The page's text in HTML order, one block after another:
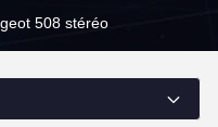
508 stéréo